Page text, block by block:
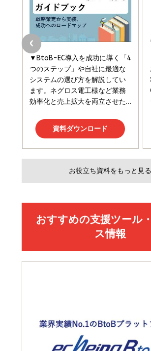
￥2,420
マーケティングの真実 P&G・
と成長の法則
￥2,200
Amazonランキングをもっ
ママ投資家が育休中に１億貯
￥1,870
組織の成果を最大化する ルー
￥1,980
Amazonランキングをもっ
￥3,190
フィードバック経営 「沈黙の組
組織」へ
Amazonランキングをもっ